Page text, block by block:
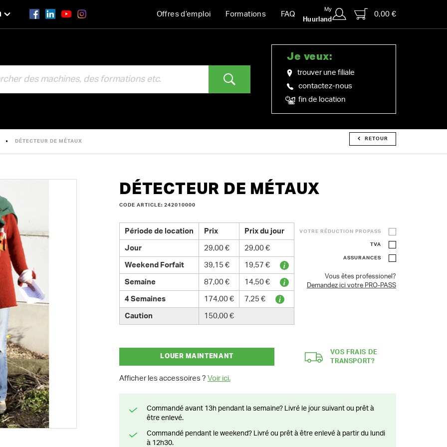
Offres d’emploi Formations FAQ
My
Huurland
0,00 €
Je veux:
trouver une filiale
contactez-nous
fin de location
DÉTECTEUR DE MÉTAUX RETOUR
DÉTECTEUR DE MÉTAUX
CODE ARTICLE: 242010000
Période de location Prix Prix du jour
Jour 29,00 € 29,00 €
Weekend Forfait 39,15 € 19,57 €
Semaine 87,00 € 14,50 €
4 Semaines 174,00 € 7,25 €
Caution 150,00 €
VOTRE RÉDUCTION PROPASS
TVA
ASSURANCES
Vous êtes professionel?
Demandez ici votre PRO-PASS
LOUER MAINTENANT
Afficher les accessoires ? Voir ici.
VOS FRAIS DE
TRANSPORT?
Commandé avant 13h pendant la semaine? Livré le jour suivant ou prêt à
être enlevé.
Commandé pendant le weekend? Livré ou prêt à être enlevé à partir du lundi
à 12h30.